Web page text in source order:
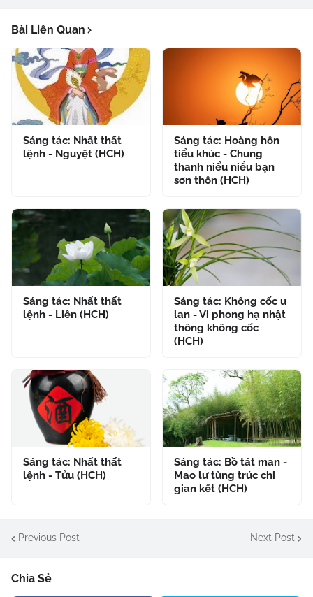
Bài Liên Quan
Sáng tác: Nhất thất
lệnh - Nguyệt (HCH)
Sáng tác: Hoàng hôn
tiểu khúc - Chung
thanh niểu niểu bạn
sơn thôn (HCH)
Sáng tác: Nhất thất
lệnh - Liên (HCH)
Sáng tác: Không cốc u
lan - Vi phong hạ nhật
thông không cốc
(HCH)
Sáng tác: Nhất thất
lệnh - Tửu (HCH)
Sáng tác: Bồ tát man -
Mao lư tùng trúc chi
gian kết (HCH)
Previous Post Next Post
Chia Sẻ